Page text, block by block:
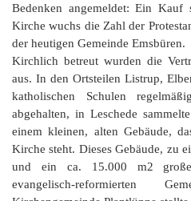
Bedenken angemeldet: Ein Kauf
Kirche wuchs die Zahl der
der heutigen Gemeinde Emsbüren.
Kirchlich betreut wurden die
aus. In den Ortsteilen Listrup,
katholischen Schulen
abgehalten, in Leschede
einem kleinen, alten Gebäude,
Kirche steht. Dieses Gebäude, zu
und ein ca. 15.000 m2
evangelisch-reformierten